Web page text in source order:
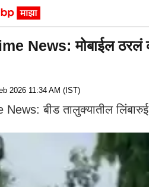
News: मोबाईल ठरलं
2026 11:34 AM (IST)
बीड तालुक्यातील